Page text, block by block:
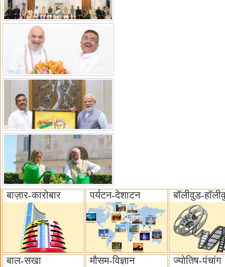
बाज़ार-कारोबार पर्यटन-देशाटन बॉलीवुड-
बाल-सखा मौसम-विज्ञान ज्योतिष-पंचांग